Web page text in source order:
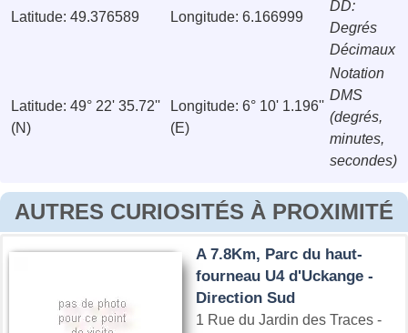
Latitude: 49.376589 Longitude: 6.166999
DD:
Degrés
Décimaux
Latitude: 49° 22' 35.72''
(N)
Longitude: 6° 10' 1.196''
(E)
Notation
DMS
(degrés,
minutes,
secondes)
AUTRES CURIOSITÉS À PROXIMITÉ
A 7.8Km, Parc du haut-
fourneau U4 d'Uckange -
Direction Sud
1 Rue du Jardin des Traces -